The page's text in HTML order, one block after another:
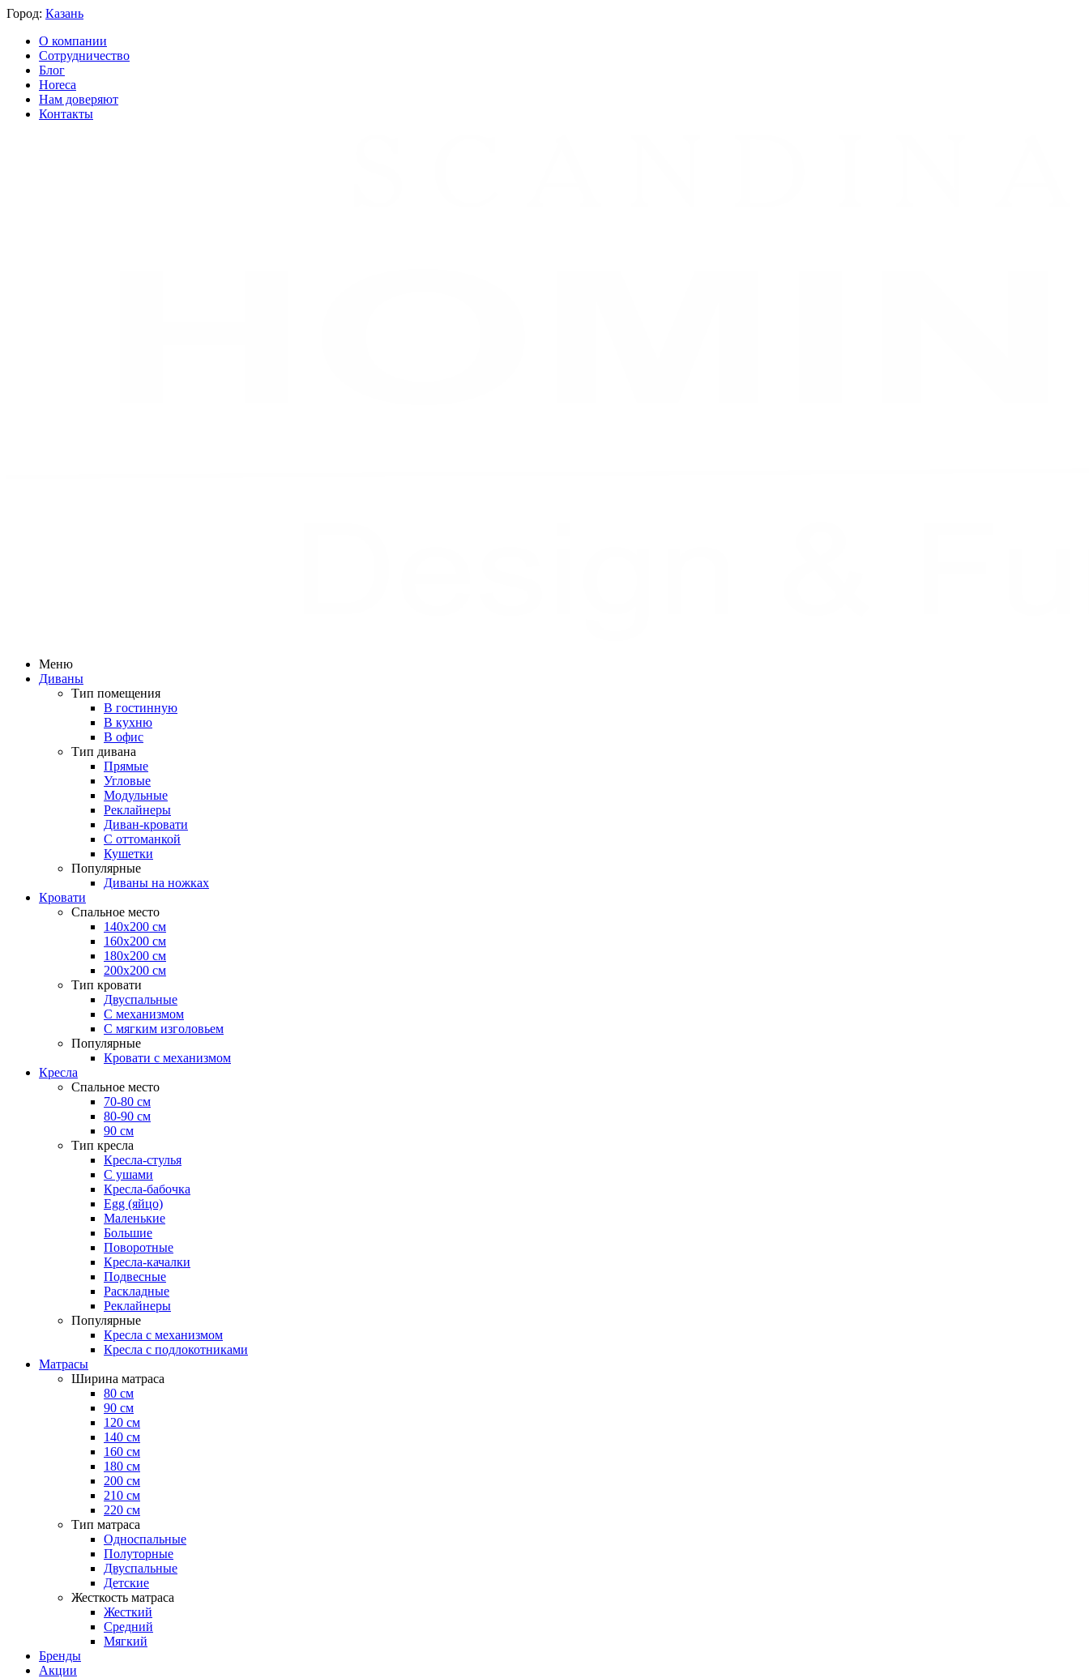
Город: Казань
О компании
Сотрудничество
Блог
Horeca
Нам доверяют
Контакты
Меню
Диваны
Тип помещения
В гостинную
В кухню
В офис
Тип дивана
Прямые
Угловые
Модульные
Реклайнеры
Диван-кровати
С оттоманкой
Кушетки
Популярные
Диваны на ножках
Кровати
Спальное место
140х200 см
160х200 см
180х200 см
200х200 см
Тип кровати
Двуспальные
С механизмом
С мягким изголовьем
Популярные
Кровати с механизмом
Кресла
Спальное место
70-80 см
80-90 см
90 см
Тип кресла
Кресла-стулья
С ушами
Кресла-бабочка
Egg (яйцо)
Маленькие
Большие
Поворотные
Кресла-качалки
Подвесные
Раскладные
Реклайнеры
Популярные
Кресла с механизмом
Кресла с подлокотниками
Матрасы
Ширина матраса
80 см
90 см
120 см
140 см
160 см
180 см
200 см
210 см
220 см
Тип матраса
Односпальные
Полуторные
Двуспальные
Детские
Жесткость матраса
Жесткий
Средний
Мягкий
Бренды
Акции